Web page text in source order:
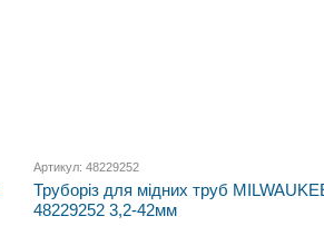
Артикул: 48229252
Труборіз для мідних труб
48229252 3,2-42мм